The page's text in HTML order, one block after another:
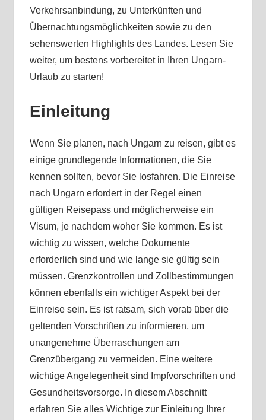
Verkehrsanbindung, zu Unterkünften und
Übernachtungsmöglichkeiten sowie zu den
sehenswerten Highlights des Landes. Lesen Sie
weiter, um bestens vorbereitet in Ihren Ungarn-
Urlaub zu starten!
Einleitung
Wenn Sie planen, nach Ungarn zu reisen, gibt es
einige grundlegende Informationen, die Sie
kennen sollten, bevor Sie losfahren. Die Einreise
nach Ungarn erfordert in der Regel einen
gültigen Reisepass und möglicherweise ein
Visum, je nachdem woher Sie kommen. Es ist
wichtig zu wissen, welche Dokumente
erforderlich sind und wie lange sie gültig sein
müssen. Grenzkontrollen und Zollbestimmungen
können ebenfalls ein wichtiger Aspekt bei der
Einreise sein. Es ist ratsam, sich vorab über die
geltenden Vorschriften zu informieren, um
unangenehme Überraschungen am
Grenzübergang zu vermeiden. Eine weitere
wichtige Angelegenheit sind Impfvorschriften und
Gesundheitsvorsorge. In diesem Abschnitt
erfahren Sie alles Wichtige zur Einleitung Ihrer